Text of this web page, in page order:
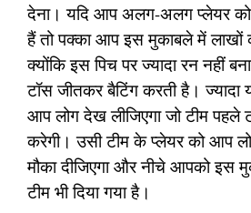
देना। यदि आप अलग-अलग प्लेयर को
हैं तो पक्का आप इस मुकाबले में
क्योंकि इस पिच पर ज्यादा रन नहीं
टॉस जीतकर बैटिंग करती है। ज्यादा
आप लोग देख लीजिएगा जो टीम पहले
करेगी। उसी टीम के प्लेयर को आप
मौका दीजिएगा और नीचे आपको इस
टीम भी दिया गया है।